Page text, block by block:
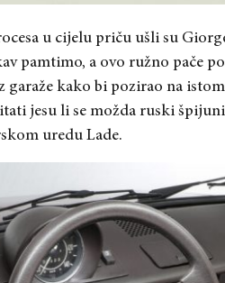
u cijelu priču ušli su
pamtimo, a ovo ružno pače
garaže kako bi pozirao na
jesu li se možda ruski
uredu Lade.